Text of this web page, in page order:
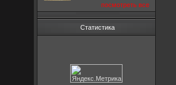
посмотреть все
Статистика